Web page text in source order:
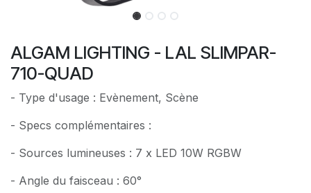
ALGAM LIGHTING - LAL SLIMPAR-
710-QUAD
- Type d'usage : Evènement, Scène
- Specs complémentaires :
- Sources lumineuses : 7 x LED 10W RGBW
- Angle du faisceau : 60°